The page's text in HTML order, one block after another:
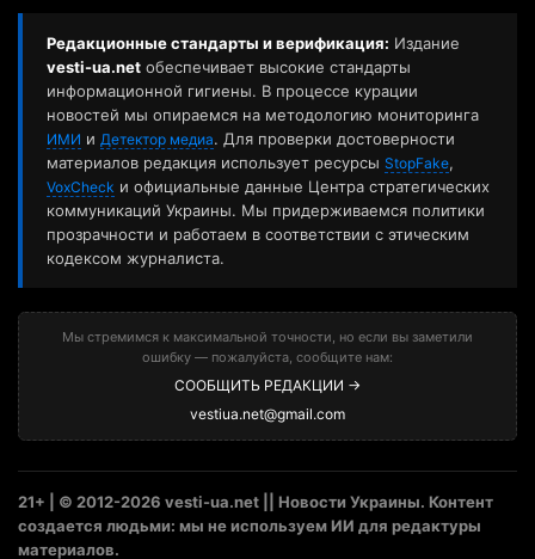
Редакционные стандарты и верификация: Издание
vesti-ua.net обеспечивает высокие стандарты
информационной гигиены. В процессе курации
новостей мы опираемся на методологию мониторинга
ИМИ и Детектор медиа. Для проверки достоверности
материалов редакция использует ресурсы StopFake,
VoxCheck и официальные данные Центра стратегических
коммуникаций Украины. Мы придерживаемся политики
прозрачности и работаем в соответствии с этическим
кодексом журналиста.
Мы стремимся к максимальной точности, но если вы заметили
ошибку — пожалуйста, сообщите нам:
СООБЩИТЬ РЕДАКЦИИ →
vestiua.net@gmail.com
21+ | © 2012-2026 vesti-ua.net || Новости Украины. Контент
создается людьми: мы не используем ИИ для редактуры
материалов.